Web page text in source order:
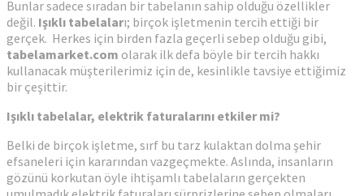
Bunlar sadece sıradan bir tabelanın sahip olduğu özellikler
değil. Işıklı tabelaları; birçok işletmenin tercih ettiği bir
gerçek. Herkes için birden fazla geçerli sebep olduğu gibi,
tabelamarket.com olarak ilk defa böyle bir tercih hakkı
kullanacak müşterilerimiz için de, kesinlikle tavsiye ettiğimiz
bir çeşittir.
Işıklı tabelalar, elektrik faturalarını etkiler mi?
Belki de birçok işletme, sırf bu tarz kulaktan dolma şehir
efsaneleri için kararından vazgeçmekte. Aslında, insanların
gözünü korkutan öyle ihtişamlı tabelaların gerçekten